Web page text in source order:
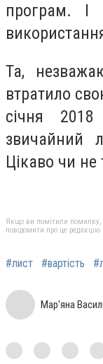
програм. І
Та,
втратило
січня
звичайний
Цікаво чи не
Якщо ви помітили помилку,
повідомити про це редакцію
#лист #вартість
Мар'яна